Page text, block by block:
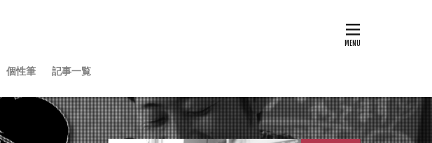
個性筆 記事一覧